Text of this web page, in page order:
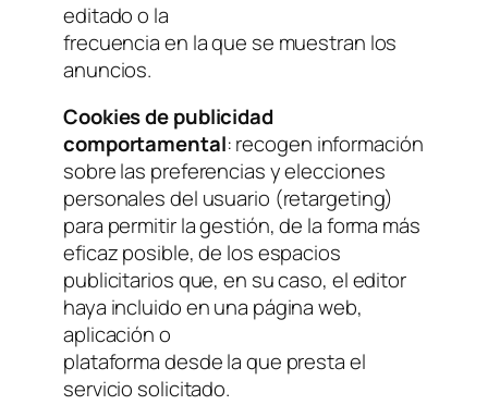
editado o la
frecuencia en la que se muestran los
anuncios.
Cookies de publicidad
comportamental: recogen información
sobre las preferencias y elecciones
personales del usuario (retargeting)
para permitir la gestión, de la forma más
eficaz posible, de los espacios
publicitarios que, en su caso, el editor
haya incluido en una página web,
aplicación o
plataforma desde la que presta el
servicio solicitado.